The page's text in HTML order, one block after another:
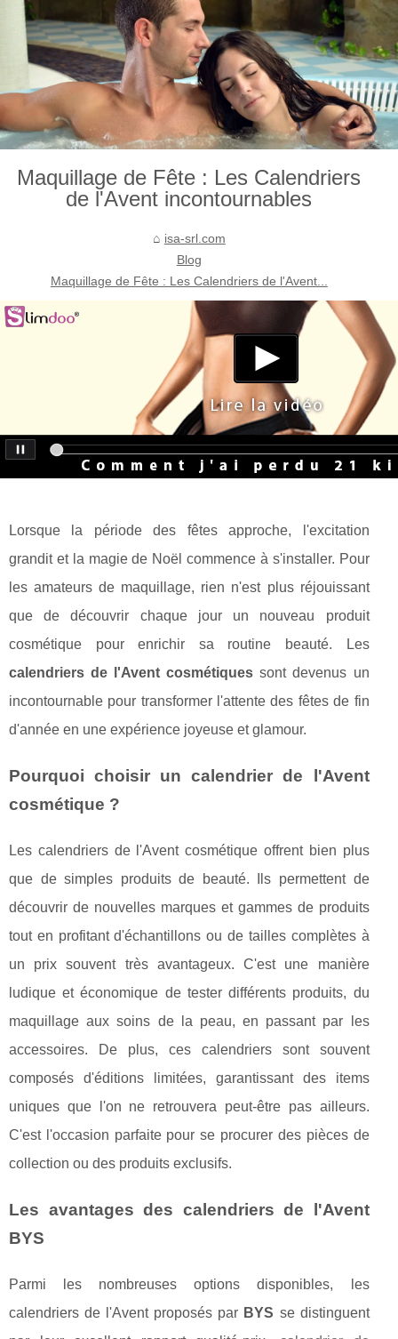
Maquillage de Fête : Les Calendriers
de l'Avent incontournables
isa-srl.com
Blog
Maquillage de Fête : Les Calendriers de l'Avent...
Lorsque la période des fêtes approche, l'excitation
grandit et la magie de Noël commence à s'installer. Pour
les amateurs de maquillage, rien n'est plus réjouissant
que de découvrir chaque jour un nouveau produit
cosmétique pour enrichir sa routine beauté. Les
calendriers de l'Avent cosmétiques sont devenus un
incontournable pour transformer l'attente des fêtes de fin
d'année en une expérience joyeuse et glamour.
Pourquoi choisir un calendrier de l'Avent
cosmétique ?
Les calendriers de l'Avent cosmétique offrent bien plus
que de simples produits de beauté. Ils permettent de
découvrir de nouvelles marques et gammes de produits
tout en profitant d'échantillons ou de tailles complètes à
un prix souvent très avantageux. C'est une manière
ludique et économique de tester différents produits, du
maquillage aux soins de la peau, en passant par les
accessoires. De plus, ces calendriers sont souvent
composés d'éditions limitées, garantissant des items
uniques que l'on ne retrouvera peut-être pas ailleurs.
C'est l'occasion parfaite pour se procurer des pièces de
collection ou des produits exclusifs.
Les avantages des calendriers de l'Avent
BYS
Parmi les nombreuses options disponibles, les
calendriers de l'Avent proposés par BYS se distinguent